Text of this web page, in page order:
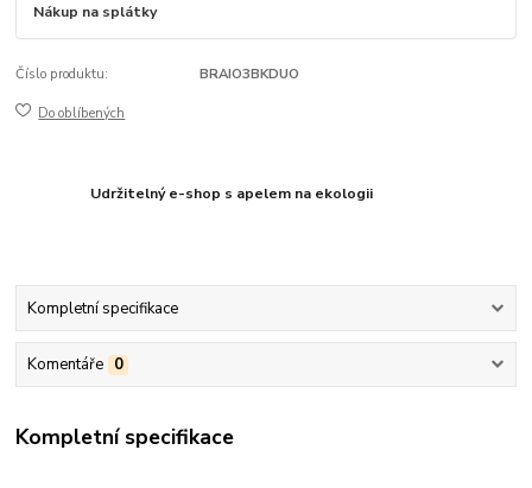
Nákup na splátky
Číslo produktu: BRAIO3BKDUO
Do oblíbených
Udržitelný e-shop s apelem na ekologii
Kompletní specifikace
Komentáře 0
Kompletní specifikace